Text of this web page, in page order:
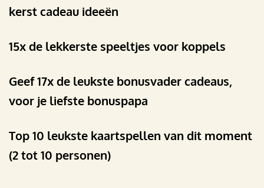
kerst cadeau ideeën
15x de lekkerste speeltjes voor koppels
Geef 17x de leukste bonusvader cadeaus,
voor je liefste bonuspapa
Top 10 leukste kaartspellen van dit moment
(2 tot 10 personen)